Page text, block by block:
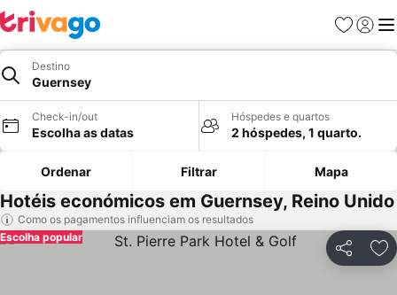
Favoritos
Iniciar
Destino
Guernsey
Check-in/out
Escolha as datas
Hóspedes e quartos
2 hóspedes, 1 quarto.
Ordenar Filtrar Mapa
Hotéis económicos em Guernsey, Reino Unido
Como os pagamentos influenciam os resultados
Partilhar
Escolha popular